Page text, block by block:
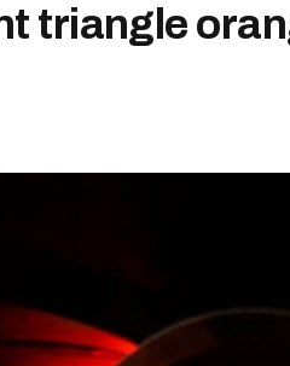
triangle